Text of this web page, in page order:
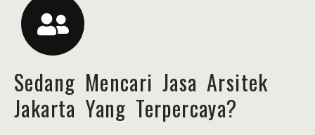
Sedang Mencari Jasa Arsitek
Jakarta Yang Terpercaya?